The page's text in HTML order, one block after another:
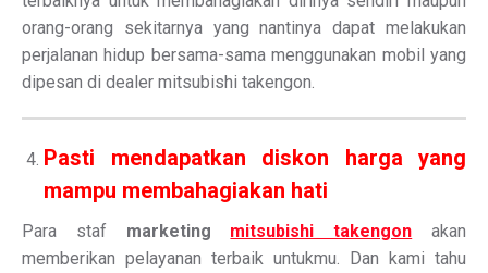
orang-orang sekitarnya yang nantinya dapat melakukan
perjalanan hidup bersama-sama menggunakan mobil yang
dipesan di dealer mitsubishi takengon.
Pasti mendapatkan diskon harga yang
mampu membahagiakan hati
Para staf marketing mitsubishi takengon akan
memberikan pelayanan terbaik untukmu. Dan kami tahu